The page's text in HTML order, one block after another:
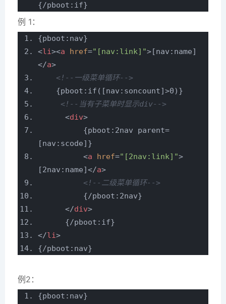
{/pboot:if}
例 1：
{pboot:nav}
<li><a href="[nav:link]">[nav:name]
</a>
<!--一级菜单循环-->
{pboot:if([nav:soncount]>0)}
<!--当有子菜单时显示div-->
<div>
{pboot:2nav parent=
[nav:scode]}
<a href="[2nav:link]">
[2nav:name]</a>
<!--二级菜单循环-->
{/pboot:2nav}
</div>
{/pboot:if}
</li>
{/pboot:nav}
例2：
{pboot:nav}